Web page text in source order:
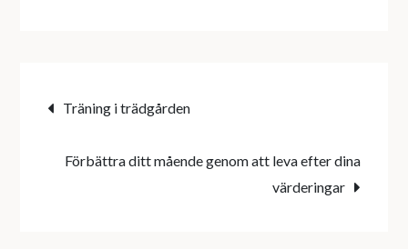
Inläggsnavigering
Träning i trädgården
Förbättra ditt mående genom att leva efter dina
värderingar